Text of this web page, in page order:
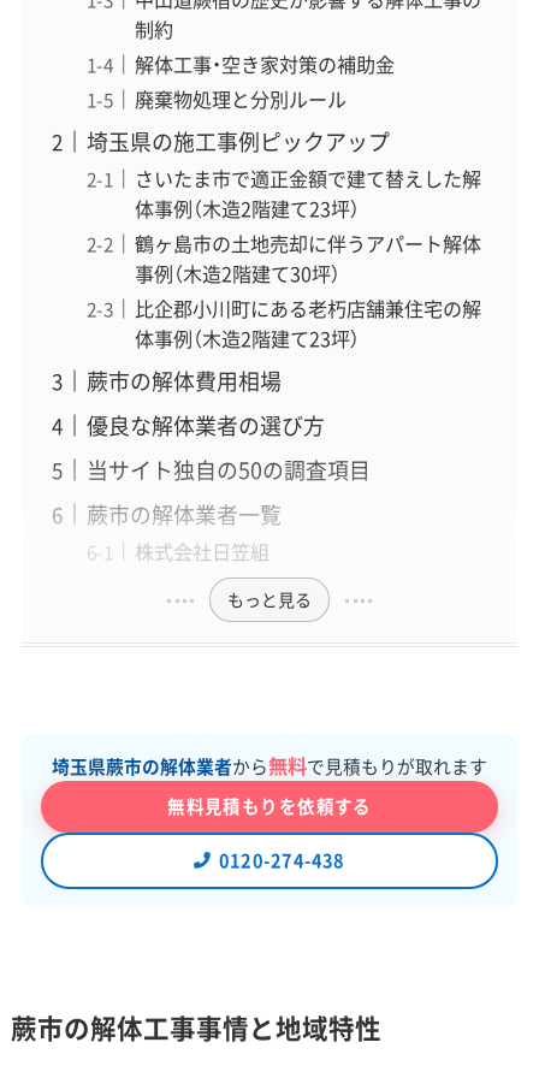
制約
解体工事・空き家対策の補助金
廃棄物処理と分別ルール
埼玉県の施工事例ピックアップ
さいたま市で適正金額で建て替えした解
体事例（木造2階建て23坪）
鶴ヶ島市の土地売却に伴うアパート解体
事例（木造2階建て30坪）
比企郡小川町にある老朽店舗兼住宅の解
体事例（木造2階建て23坪）
蕨市の解体費用相場
優良な解体業者の選び方
当サイト独自の50の調査項目
蕨市の解体業者一覧
株式会社日笠組
もっと見る
埼玉県蕨市の解体業者から無料で見積もりが取れます
無料見積もりを依頼する
0120-274-438
蕨市の解体工事事情と地域特性